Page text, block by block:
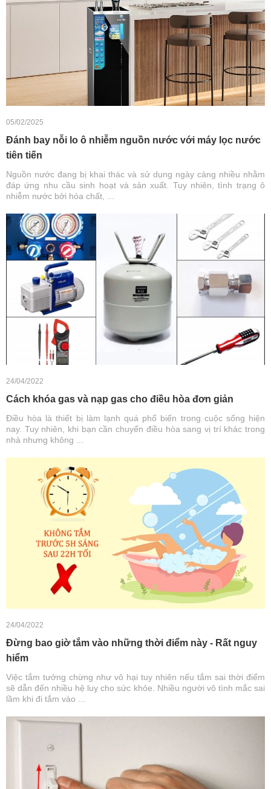
05/02/2025
Đánh bay nỗi lo ô nhiễm nguồn nước với máy lọc nước
tiên tiến
Nguồn nước đang bị khai thác và sử dụng ngày càng nhiều nhằm
đáp ứng nhu cầu sinh hoạt và sản xuất. Tuy nhiên, tình trạng ô
nhiễm nước bởi hóa chất, ...
24/04/2022
Cách khóa gas và nạp gas cho điều hòa đơn giản
Điều hòa là thiết bị làm lạnh quá phổ biến trong cuộc sống hiện
nay. Tuy nhiên, khi bạn cần chuyển điều hòa sang vị trí khác trong
nhà nhưng không ...
24/04/2022
Đừng bao giờ tắm vào những thời điểm này - Rất nguy
hiểm
Việc tắm tưởng chừng như vô hại tuy nhiên nếu tắm sai thời điểm
sẽ dẫn đến nhiều hệ luỵ cho sức khỏe. Nhiều người vô tình mắc sai
lầm khi đi tắm vào ...